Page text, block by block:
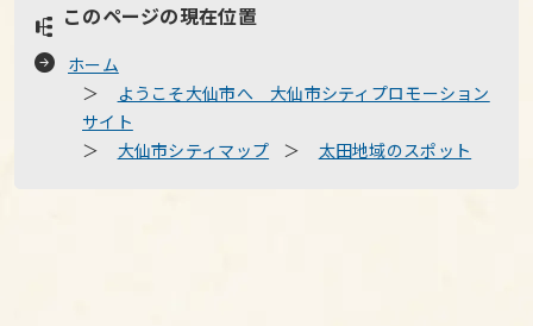
このページの現在位置
ホーム
ようこそ大仙市へ 大仙市シティプロモーション
サイト
大仙市シティマップ
太田地域のスポット